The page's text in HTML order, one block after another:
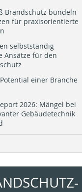
Brandschutz bündeln
für praxisorientierte
selbstständig
Ansätze für den
einer Branche
2026: Mängel bei
Gebäudetechnik